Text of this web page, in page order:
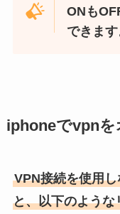
ONも
できます
iphoneでvpnを
VPN接続を使用
と、以下のような